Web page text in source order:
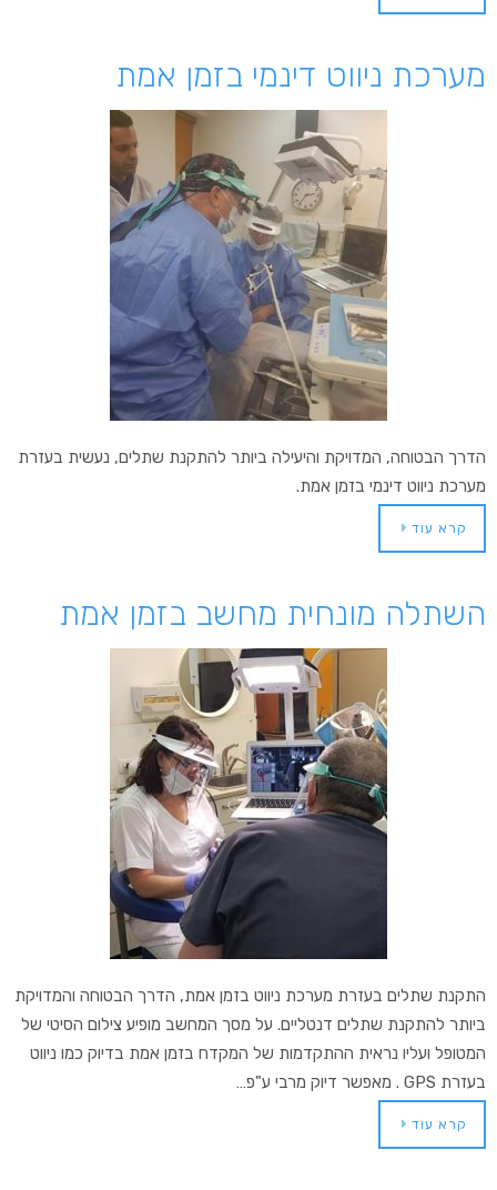
מערכת ניווט דינמי בזמן אמת
הדרך הבטוחה, המדויקת והיעילה ביותר להתקנת שתלים, נעשית בעזרת
מערכת ניווט דינמי בזמן אמת.
קרא עוד
השתלה מונחית מחשב בזמן אמת
התקנת שתלים בעזרת מערכת ניווט בזמן אמת, הדרך הבטוחה והמדויקת
ביותר להתקנת שתלים דנטליים. על מסך המחשב מופיע צילום הסיטי של
המטופל ועליו נראית ההתקדמות של המקדח בזמן אמת בדיוק כמו ניווט
בעזרת GPS . מאפשר דיוק מרבי ע"פ…
קרא עוד